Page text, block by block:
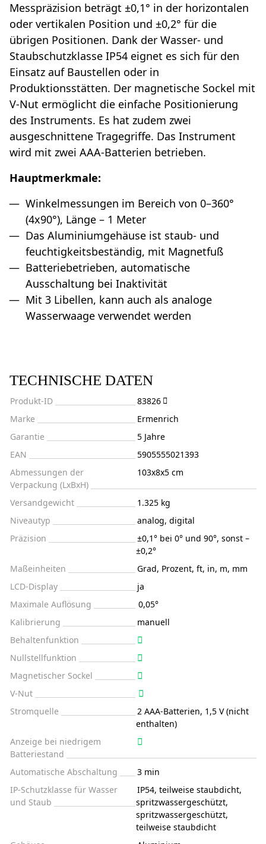
Messpräzision beträgt ±0,1° in der horizontalen
oder vertikalen Position und ±0,2° für die
übrigen Positionen. Dank der Wasser- und
Staubschutzklasse IP54 eignet es sich für den
Einsatz auf Baustellen oder in
Produktionsstätten. Der magnetische Sockel mit
V-Nut ermöglicht die einfache Positionierung
des Instruments. Es hat zudem zwei
ausgeschnittene Tragegriffe. Das Instrument
wird mit zwei AAA-Batterien betrieben.
Hauptmerkmale:
Winkelmessungen im Bereich von 0–360°
(4x90°), Länge – 1 Meter
Das Aluminiumgehäuse ist staub- und
feuchtigkeitsbeständig, mit Magnetfuß
Batteriebetrieben, automatische
Ausschaltung bei Inaktivität
Mit 3 Libellen, kann auch als analoge
Wasserwaage verwendet werden
TECHNISCHE DATEN
Produkt-ID
83826
Marke
Ermenrich
Garantie
5 Jahre
EAN
5905555021393
Abmessungen der
Verpackung (LxBxH)
103x8x5 cm
Versandgewicht
1.325 kg
Niveautyp
analog, digital
Präzision
±0,1° bei 0° und 90°, sonst –
±0,2°
Maßeinheiten
Grad, Prozent, ft, in, m, mm
LCD-Display
ja
Maximale Auflösung
0,05°
Kalibrierung
manuell
Behaltenfunktion
Nullstellfunktion
Magnetischer Sockel
V-Nut
Stromquelle
2 AAA-Batterien, 1,5 V (nicht
enthalten)
Anzeige bei niedrigem
Batteriestand
Automatische Abschaltung
3 min
IP-Schutzklasse für Wasser
und Staub
IP54, teilweise staubdicht,
spritzwassergeschützt,
spritzwassergeschützt,
teilweise staubdicht